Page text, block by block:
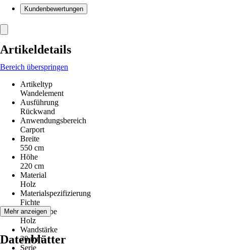
Kundenbewertungen
Artikeldetails
Bereich überspringen
Artikeltyp
Wandelement
Ausführung
Rückwand
Anwendungsbereich
Carport
Breite
550 cm
Höhe
220 cm
Material
Holz
Materialspezifizierung
Fichte
Grundfarbe
Holz
Wandstärke
20 mm
Serie
Mehr anzeigen
Datenblätter